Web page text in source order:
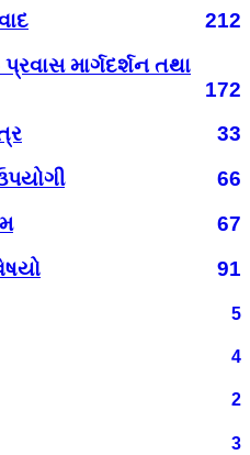
212
માર્ગદર્શન તથા
172
33
66
67
91
5
4
2
3